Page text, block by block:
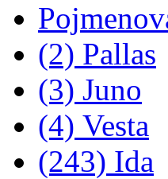
(2) Pallas
(3) Juno
(4) Vesta
(243) Ida